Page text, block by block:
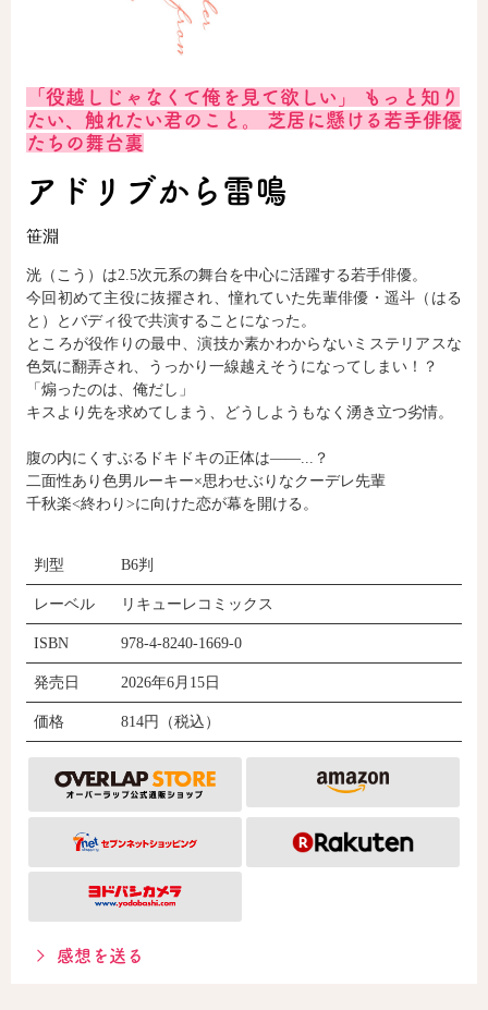
ロサージュノベルス
コミックガルド
リキューレ
コミックパルフェ
「役越しじゃなくて俺を見て欲しい」 もっと知り
たい、触れたい君のこと。 芝居に懸ける若手俳優
たちの舞台裏
アドリブから雷鳴
笹淵
洸（こう）は2.5次元系の舞台を中心に活躍する若手俳優。
今回初めて主役に抜擢され、憧れていた先輩俳優・遥斗（はる
と）とバディ役で共演することになった。
ところが役作りの最中、演技か素かわからないミステリアスな
色気に翻弄され、うっかり一線越えそうになってしまい！？
「煽ったのは、俺だし」
キスより先を求めてしまう、どうしようもなく湧き立つ劣情。
腹の内にくすぶるドキドキの正体は――...？
二面性あり色男ルーキー×思わせぶりなクーデレ先輩
千秋楽<終わり>に向けた恋が幕を開ける。
判型 B6判
レーベル リキューレコミックス
ISBN 978-4-8240-1669-0
発売日 2026年6月15日
価格 814円（税込）
感想を送る